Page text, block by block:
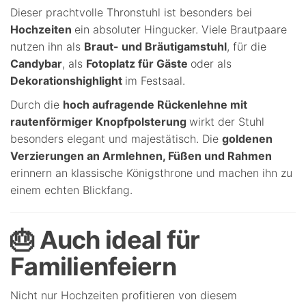
Dieser prachtvolle Thronstuhl ist besonders bei
Hochzeiten ein absoluter Hingucker. Viele Brautpaare
nutzen ihn als Braut- und Bräutigamstuhl, für die
Candybar, als Fotoplatz für Gäste oder als
Dekorationshighlight im Festsaal.
Durch die hoch aufragende Rückenlehne mit
rautenförmiger Knopfpolsterung wirkt der Stuhl
besonders elegant und majestätisch. Die goldenen
Verzierungen an Armlehnen, Füßen und Rahmen
erinnern an klassische Königsthrone und machen ihn zu
einem echten Blickfang.
🎂 Auch ideal für
Familienfeiern
Nicht nur Hochzeiten profitieren von diesem